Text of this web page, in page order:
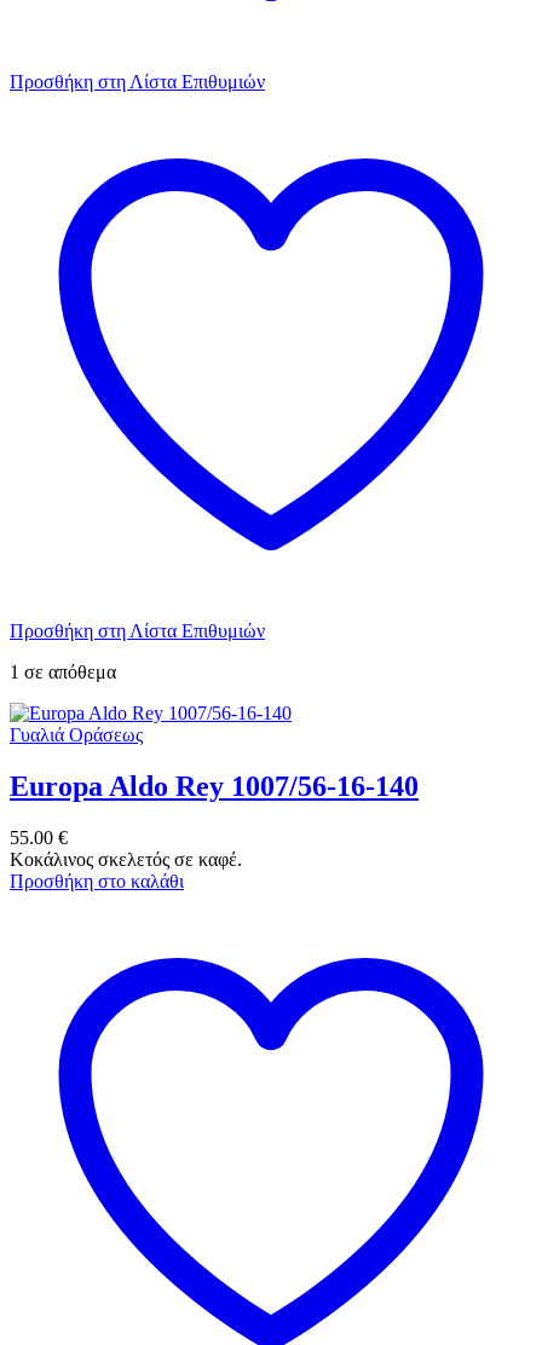
Προσθήκη στη Λίστα Επιθυμιών
Προσθήκη στη Λίστα Επιθυμιών
1 σε απόθεμα
Γυαλιά Οράσεως
Europa Aldo Rey 1007/56-16-140
55.00 €
Κοκάλινος σκελετός σε καφέ.
Προσθήκη στο καλάθι